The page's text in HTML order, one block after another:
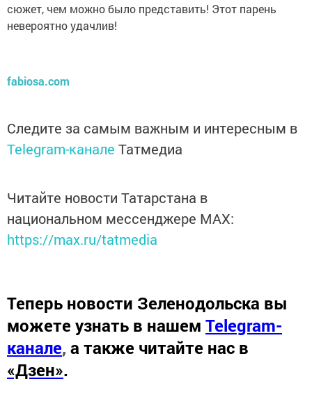
сюжет, чем можно было представить! Этот парень
невероятно удачлив!
fabiosa.com
Следите за самым важным и интересным в
Telegram-канале Татмедиа
Читайте новости Татарстана в
национальном мессенджере MАХ:
https://max.ru/tatmedia
Теперь новости Зеленодольска вы
можете узнать в нашем Telegram-
канале, а также читайте нас в
«Дзен».